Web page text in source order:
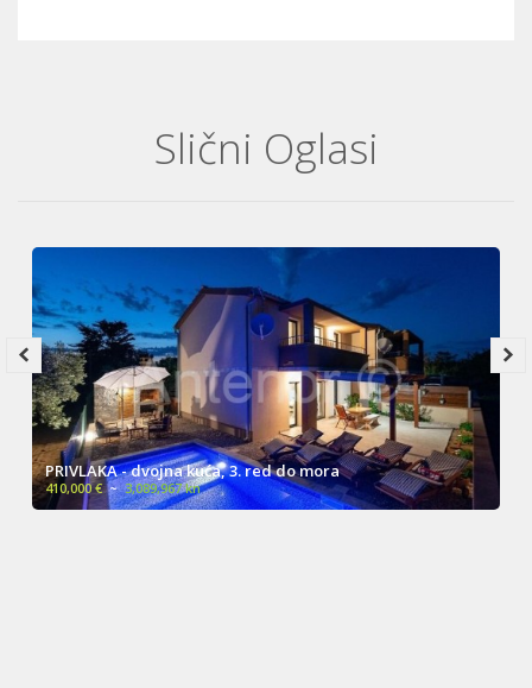
Slični Oglasi
PRIVLAKA - dvojna kuća, 3. red do mora
410,000 € ~ 3,089,967 kn